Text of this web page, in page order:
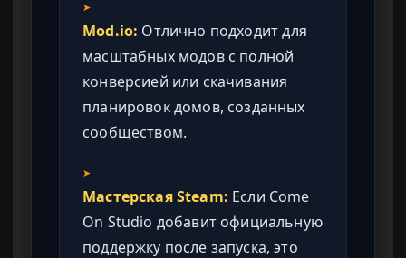
➤
Mod.io: Отлично подходит для
масштабных модов с полной
конверсией или скачивания
планировок домов, созданных
сообществом.
➤
Мастерская Steam: Если Come
On Studio добавит официальную
поддержку после запуска, это